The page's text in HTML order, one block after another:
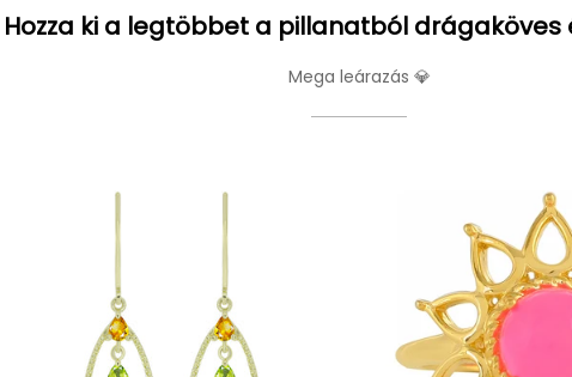
Hozza ki a legtöbbet a pillanatból drágaköves
Mega leárazás 💎